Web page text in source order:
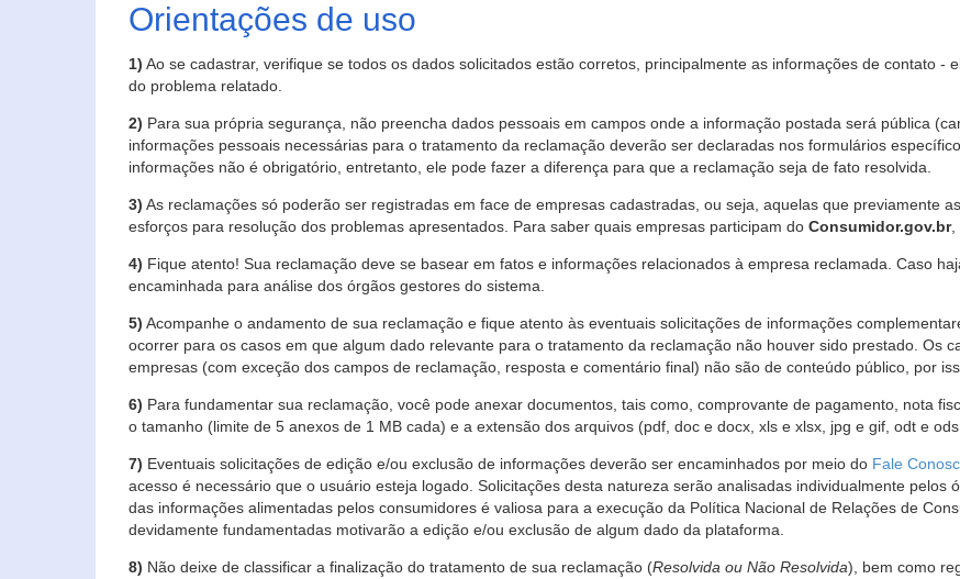
Orientações de uso
1) Ao se cadastrar, verifique se todos os dados solicitados estão corretos, principalmente as informações de contato -
do problema relatado.
2) Para sua própria segurança, não preencha dados pessoais em campos onde a informação postada será pública
informações pessoais necessárias para o tratamento da reclamação deverão ser declaradas nos formulários
informações não é obrigatório, entretanto, ele pode fazer a diferença para que a reclamação seja de fato resolvida.
3) As reclamações só poderão ser registradas em face de empresas cadastradas, ou seja, aquelas que previamente
esforços para resolução dos problemas apresentados. Para saber quais empresas participam do Consumidor.gov.br,
4) Fique atento! Sua reclamação deve se basear em fatos e informações relacionados à empresa reclamada. Caso
encaminhada para análise dos órgãos gestores do sistema.
5) Acompanhe o andamento de sua reclamação e fique atento às eventuais solicitações de informações
ocorrer para os casos em que algum dado relevante para o tratamento da reclamação não houver sido prestado. Os
empresas (com exceção dos campos de reclamação, resposta e comentário final) não são de conteúdo público, por
6) Para fundamentar sua reclamação, você pode anexar documentos, tais como, comprovante de pagamento, nota
o tamanho (limite de 5 anexos de 1 MB cada) e a extensão dos arquivos (pdf, doc e docx, xls e xlsx, jpg e gif, odt e
7) Eventuais solicitações de edição e/ou exclusão de informações deverão ser encaminhados por meio do Fale
acesso é necessário que o usuário esteja logado. Solicitações desta natureza serão analisadas individualmente pelos
das informações alimentadas pelos consumidores é valiosa para a execução da Política Nacional de Relações de
devidamente fundamentadas motivarão a edição e/ou exclusão de algum dado da plataforma.
8) Não deixe de classificar a finalização do tratamento de sua reclamação (Resolvida ou Não Resolvida), bem como